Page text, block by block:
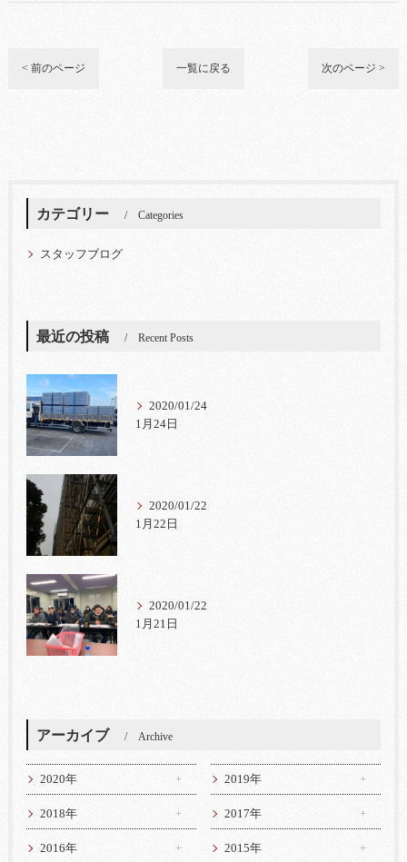
< 前のページ 一覧に戻る 次のページ >
カテゴリー Categories
スタッフブログ
最近の投稿 Recent Posts
2020/01/24
1月24日
2020/01/22
1月22日
2020/01/22
1月21日
アーカイブ Archive
2020年 2019年
2018年 2017年
2016年 2015年